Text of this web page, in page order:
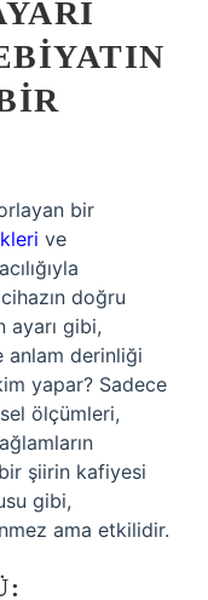
bir
ve
doğru
ayarı gibi,
anlam derinliği
yapar? Sadece
ölçümleri,
şiirin kafiyesi
gibi,
ama etkilidir.